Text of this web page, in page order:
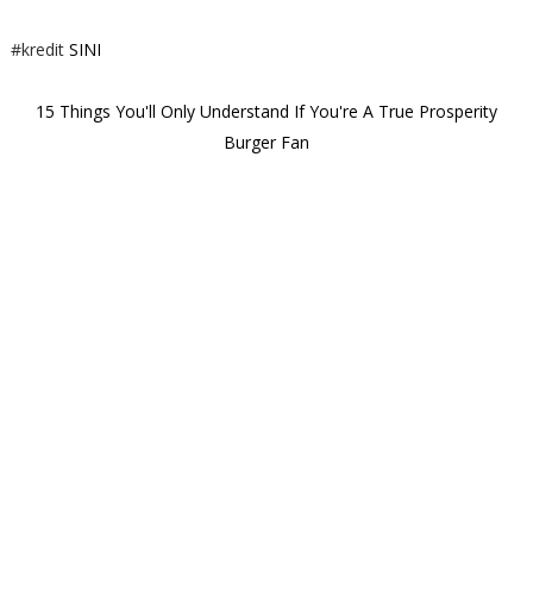
#kredit SINI
15 Things You'll Only Understand If You're A True Prosperity
Burger Fan